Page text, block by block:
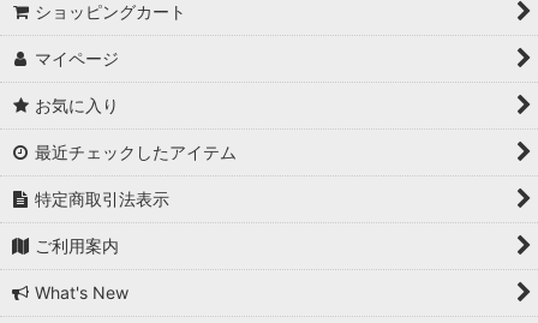
ショッピングカート
マイページ
お気に入り
最近チェックしたアイテム
特定商取引法表示
ご利用案内
What's New